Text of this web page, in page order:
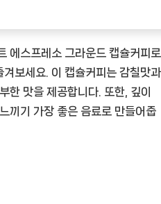
피
–
풍
부
에스프레소 그라운드 캡슐커피로
보세요. 이 캡슐커피는 감칠맛과
한 맛을 제공합니다. 또한, 깊이
끼기 가장 좋은 음료로 만들어줍